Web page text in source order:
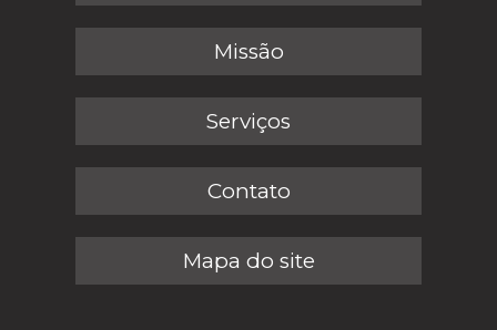
Missão
Serviços
Contato
Mapa do site